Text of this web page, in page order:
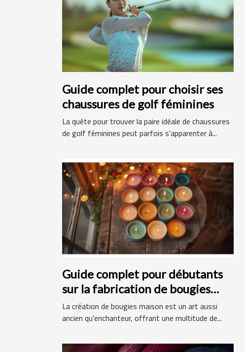
Guide complet pour choisir ses
chaussures de golf féminines
La quête pour trouver la paire idéale de chaussures
de golf féminines peut parfois s'apparenter à...
Guide complet pour débutants
sur la fabrication de bougies
maison
La création de bougies maison est un art aussi
ancien qu'enchanteur, offrant une multitude de...